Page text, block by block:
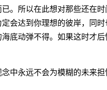
。所以在此想对那些还在
会达到你理想的彼岸，同
底动弹不得。如果这时才
永远不会为模糊的未来担